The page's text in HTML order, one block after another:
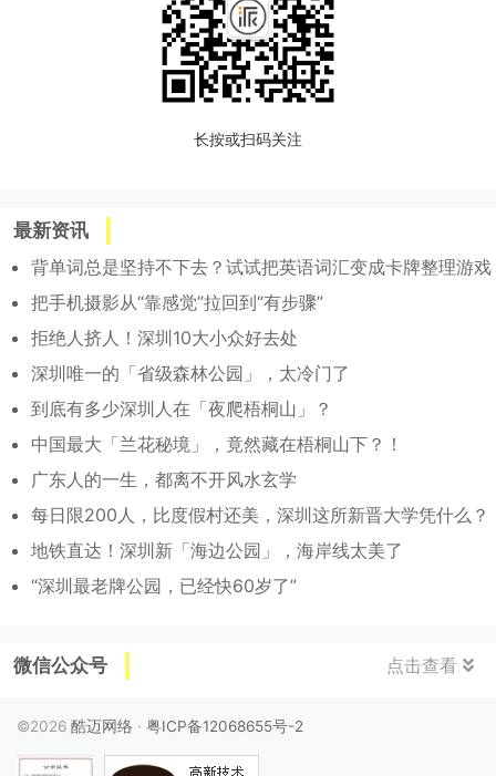
长按或扫码关注
最新资讯
背单词总是坚持不下去？试试把英语词汇变成卡牌整理游戏
把手机摄影从“靠感觉”拉回到“有步骤”
拒绝人挤人！深圳10大小众好去处
深圳唯一的「省级森林公园」，太冷门了
到底有多少深圳人在「夜爬梧桐山」？
中国最大「兰花秘境」，竟然藏在梧桐山下？！
广东人的一生，都离不开风水玄学
每日限200人，比度假村还美，深圳这所新晋大学凭什么？
地铁直达！深圳新「海边公园」，海岸线太美了
“深圳最老牌公园，已经快60岁了”
微信公众号 点击查看
©2026 酷迈网络 · 粤ICP备12068655号-2